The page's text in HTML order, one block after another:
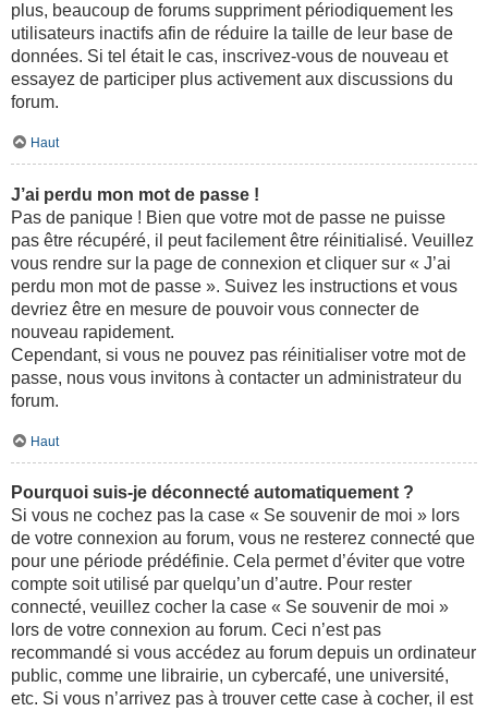
plus, beaucoup de forums suppriment périodiquement les
utilisateurs inactifs afin de réduire la taille de leur base de
données. Si tel était le cas, inscrivez-vous de nouveau et
essayez de participer plus activement aux discussions du
forum.
Haut
J’ai perdu mon mot de passe !
Pas de panique ! Bien que votre mot de passe ne puisse
pas être récupéré, il peut facilement être réinitialisé. Veuillez
vous rendre sur la page de connexion et cliquer sur « J’ai
perdu mon mot de passe ». Suivez les instructions et vous
devriez être en mesure de pouvoir vous connecter de
nouveau rapidement.
Cependant, si vous ne pouvez pas réinitialiser votre mot de
passe, nous vous invitons à contacter un administrateur du
forum.
Haut
Pourquoi suis-je déconnecté automatiquement ?
Si vous ne cochez pas la case « Se souvenir de moi » lors
de votre connexion au forum, vous ne resterez connecté que
pour une période prédéfinie. Cela permet d’éviter que votre
compte soit utilisé par quelqu’un d’autre. Pour rester
connecté, veuillez cocher la case « Se souvenir de moi »
lors de votre connexion au forum. Ceci n’est pas
recommandé si vous accédez au forum depuis un ordinateur
public, comme une librairie, un cybercafé, une université,
etc. Si vous n’arrivez pas à trouver cette case à cocher, il est